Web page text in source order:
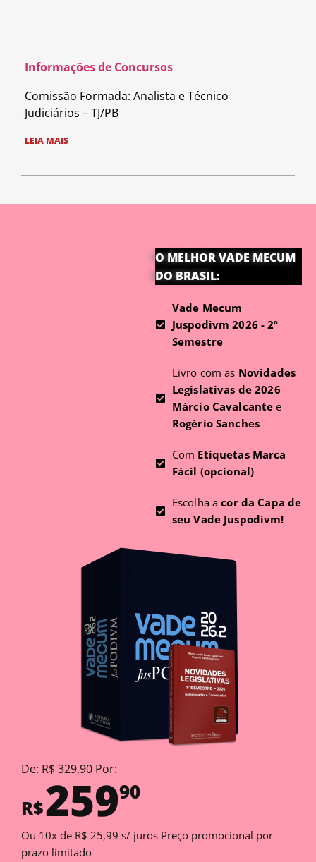
Informações de Concursos
Comissão Formada: Analista e Técnico
Judiciários – TJ/PB
LEIA MAIS
O MELHOR VADE MECUM
DO BRASIL:
Vade Mecum
Juspodivm 2026 - 2º
Semestre
Livro com as Novidades
Legislativas de 2026 -
Márcio Cavalcante e
Rogério Sanches
Com Etiquetas Marca
Fácil (opcional)
Escolha acor da Capa de
seu Vade Juspodivm!
De: R$ 329,90 Por:
R$25990
Ou 10x de R$ 25,99 s/ juros Preço promocional por
prazo limitado